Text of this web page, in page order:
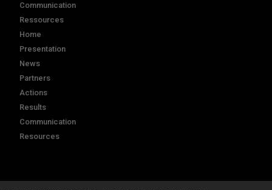
Communication
Ressources
Home
Presentation
News
Partners
Actions
Results
Communication
Resources